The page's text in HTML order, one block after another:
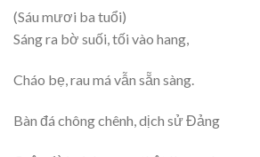
(Sáu mươi ba tuổi)
Sáng ra bờ suối, tối vào hang,
Cháo bẹ, rau má vẫn sẵn sàng.
Bàn đá chông chênh, dịch sử Đảng